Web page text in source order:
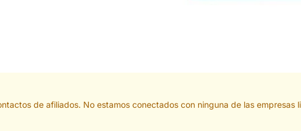
de afiliados. No estamos conectados con ninguna de las empresas